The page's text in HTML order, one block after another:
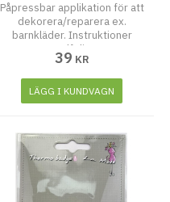
Påpressbar applikation för att
dekorera/reparera ex.
barnkläder. Instruktioner
medföljer.
39 KR
LÄGG I KUNDVAGN